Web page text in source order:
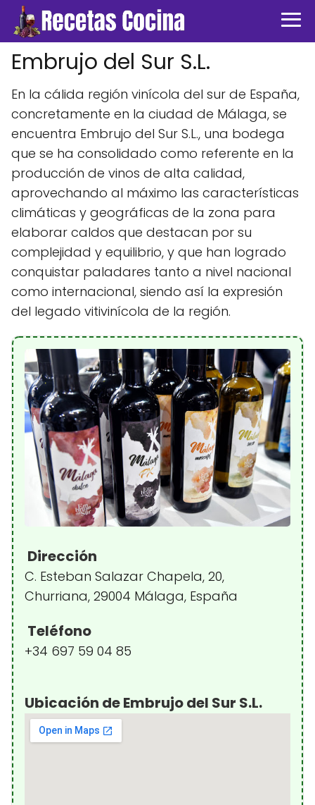
Embrujo del Sur S.L.
En la cálida región vinícola del sur de España,
concretamente en la ciudad de Málaga, se
encuentra Embrujo del Sur S.L., una bodega
que se ha consolidado como referente en la
producción de vinos de alta calidad,
aprovechando al máximo las características
climáticas y geográficas de la zona para
elaborar caldos que destacan por su
complejidad y equilibrio, y que han logrado
conquistar paladares tanto a nivel nacional
como internacional, siendo así la expresión
del legado vitivinícola de la región.
Dirección
C. Esteban Salazar Chapela, 20,
Churriana, 29004 Málaga, España
Teléfono
+34 697 59 04 85
Ubicación de Embrujo del Sur S.L.